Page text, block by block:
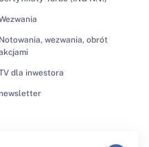
Notowania, wezwania, obrót
dla inwestora
newsletter